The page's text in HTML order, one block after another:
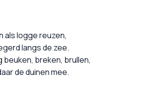
als logge reuzen,
langs de zee.
beuken, breken, brullen,
de duinen mee.